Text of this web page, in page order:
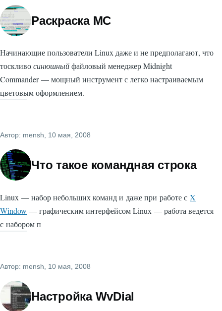
Раскраска MC
Начинающие пользователи Linux даже и не предполагают, что
тоскливосинюшныйфайловый менеджер Midnight
Commander — мощный инструмент с легко настраиваемым
цветовым оформлением.
Автор: mensh, 10 мая, 2008
Что такое командная строка
Linux — набор небольших команд и даже при работе с X
Window — графическим интерфейсом Linux — работа ведется
с набором п
Автор: mensh, 10 мая, 2008
Настройка WvDial